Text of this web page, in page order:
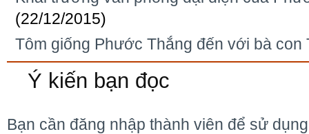
(22/12/2015)
Tôm giống Phước Thắng đến với bà con
Ý kiến bạn đọc
Bạn cần đăng nhập thành viên để sử